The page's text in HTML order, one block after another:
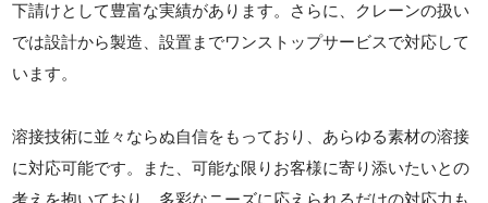
下請けとして豊富な実績があります。さらに、クレーンの扱い
では設計から製造、設置までワンストップサービスで対応して
います。
溶接技術に並々ならぬ自信をもっており、あらゆる素材の溶接
に対応可能です。また、可能な限りお客様に寄り添いたいとの
考えを抱いており、多彩なニーズに応えられるだけの対応力も